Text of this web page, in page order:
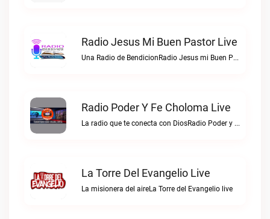
Radio Jesus Mi Buen Pastor Live
Una Radio de BendicionRadio Jesus mi Buen Pastor live
Radio Poder Y Fe Choloma Live
La radio que te conecta con DiosRadio Poder y Fe Choloma live
La Torre Del Evangelio Live
La misionera del aireLa Torre del Evangelio live